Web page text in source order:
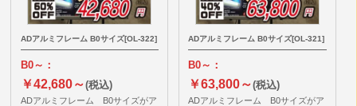
ADアルミフレーム B0サイズ[OL-322]
B0～：
￥42,680～(税込)
ADアルミフレーム B0サイズがア
ADアルミフレーム B0サイズ[OL-321]
B0～：
￥63,800～(税込)
ADアルミフレーム B0サイズがア